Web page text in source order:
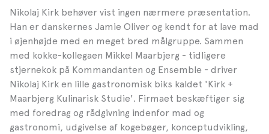
Nikolaj Kirk behøver vist ingen nærmere præsentation.
Han er danskernes Jamie Oliver og kendt for at lave mad
i øjenhøjde med en meget bred målgruppe. Sammen
med kokke-kollegaen Mikkel Maarbjerg - tidligere
stjernekok på Kommandanten og Ensemble - driver
Nikolaj Kirk en lille gastronomisk biks kaldet 'Kirk +
Maarbjerg Kulinarisk Studie'. Firmaet beskæftiger sig
med foredrag og rådgivning indenfor mad og
gastronomi, udgivelse af kogebøger, konceptudvikling,